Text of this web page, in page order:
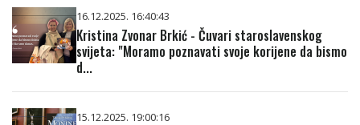
16.12.2025. 16:40:43
Kristina Zvonar Brkić - Čuvari staroslavenskog
svijeta: "Moramo poznavati svoje korijene da bismo
d...
15.12.2025. 19:00:16